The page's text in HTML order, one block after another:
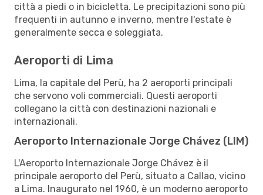
città a piedi o in bicicletta. Le precipitazioni sono più
frequenti in autunno e inverno, mentre l'estate è
generalmente secca e soleggiata.
Aeroporti di Lima
Lima, la capitale del Perù, ha 2 aeroporti principali
che servono voli commerciali. Questi aeroporti
collegano la città con destinazioni nazionali e
internazionali.
Aeroporto Internazionale Jorge Chávez (LIM)
L'Aeroporto Internazionale Jorge Chávez è il
principale aeroporto del Perù, situato a Callao, vicino
a Lima. Inaugurato nel 1960, è un moderno aeroporto